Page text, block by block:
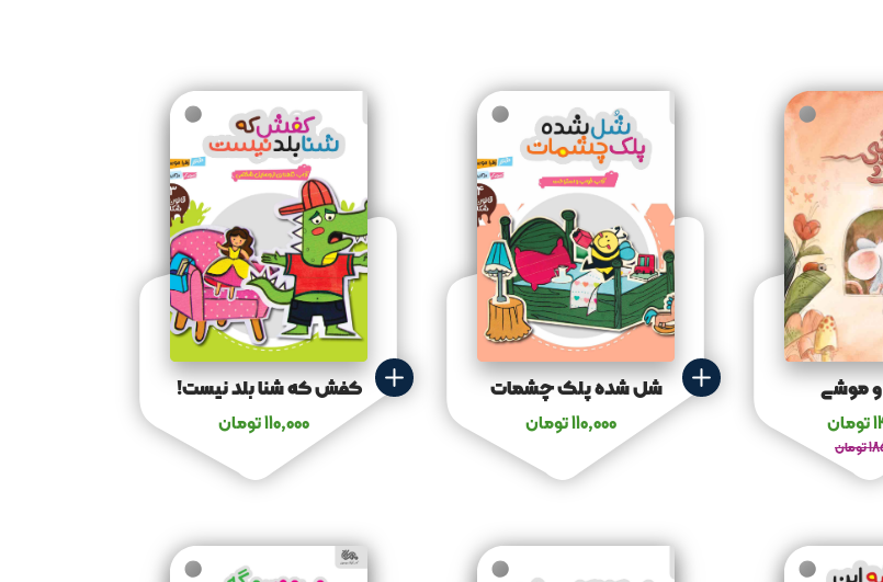
موشی
تومان
تومان
شل شده پلک چشمات
110,000تومان
کفش که شنا بلد نیست!
110,000تومان